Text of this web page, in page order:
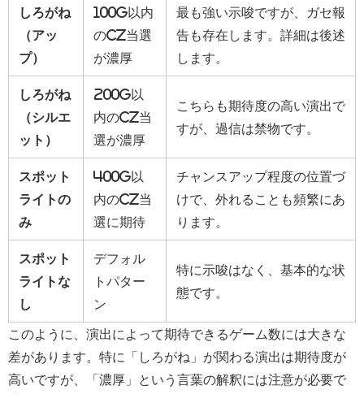
しろがね
（アッ
プ）
100G以内
のCZ当選
が濃厚
最も強い示唆ですが、ガセ報
告も存在します。詳細は後述
します。
しろがね
（シルエ
ット）
200G以
内のCZ当
選が濃厚
こちらも期待度の高い演出で
すが、過信は禁物です。
スポット
ライトの
み
400G以
内のCZ当
選に期待
チャンスアップ程度の位置づ
けで、外れることも頻繁にあ
ります。
スポット
ライトな
し
デフォル
トパター
ン
特に示唆はなく、基本的な状
態です。
このように、演出によって期待できるゲーム数には大きな
差があります。特に「しろがね」が関わる演出は期待度が
高いですが、「濃厚」という言葉の解釈には注意が必要で